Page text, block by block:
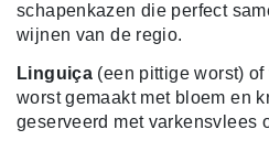
schapenkazen die perfect
wijnen van de regio.
Linguiça (een pittige worst) of
worst gemaakt met bloem en
geserveerd met varkensvlees